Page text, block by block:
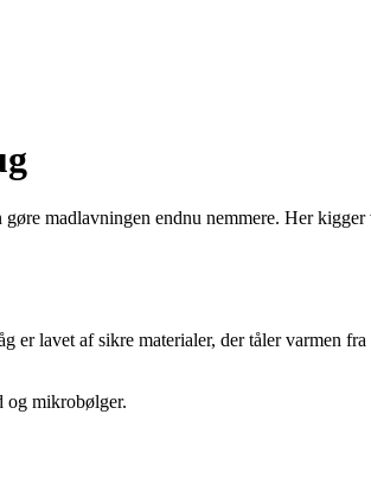
madlavningen endnu nemmere. Her
lavet af sikre materialer, der tåler varmen
og mikrobølger.